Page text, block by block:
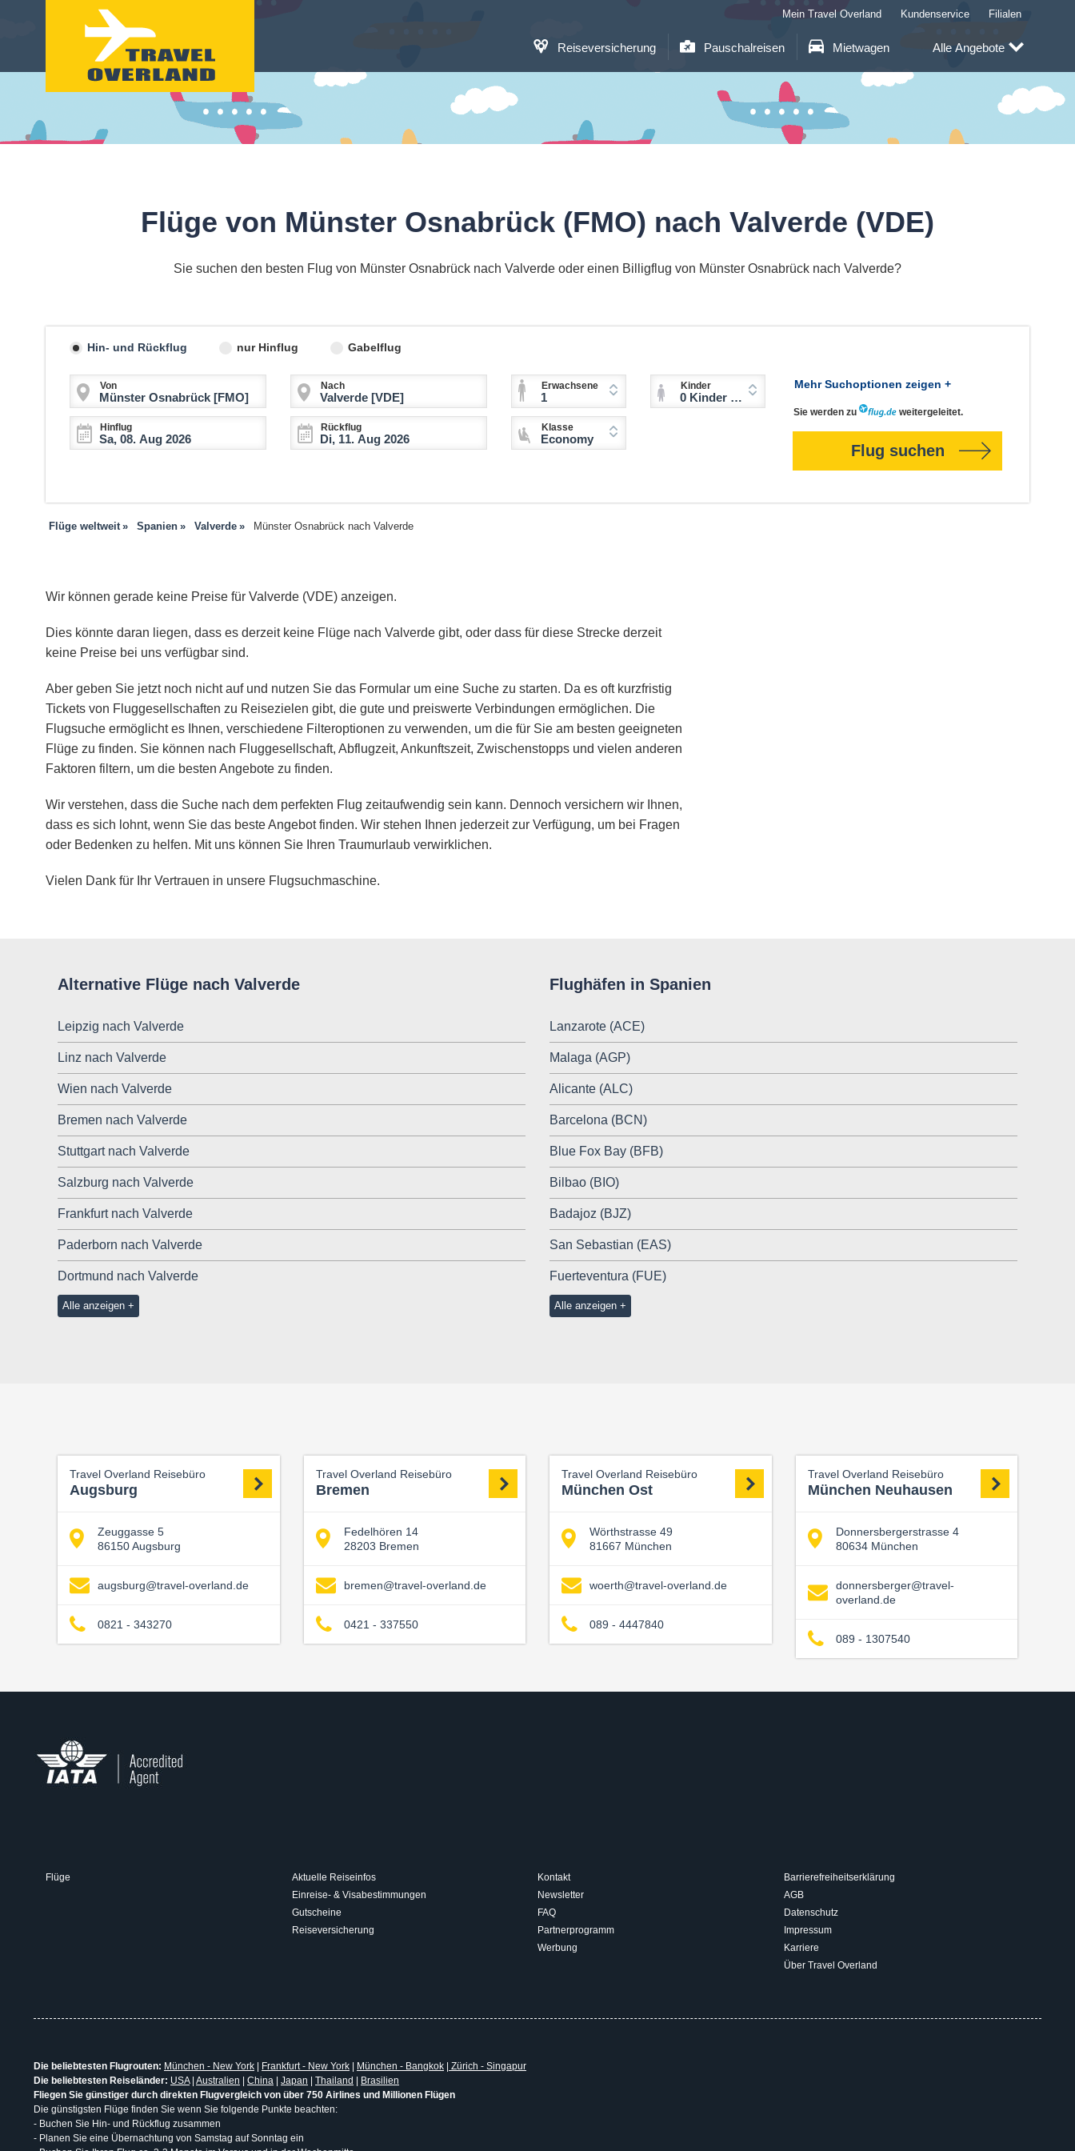
Reiseversicherung Pauschalreisen Mietwagen
Mein Travel Overland Kundenservice Filialen
Alle Angebote
Flüge von Münster Osnabrück (FMO) nach Valverde (VDE)
Sie suchen den besten Flug von Münster Osnabrück nach Valverde oder einen Billigflug von Münster Osnabrück nach Valverde?
Hin- und Rückflug nur Hinflug Gabelflug
Von Nach
Hinflug Rückflug
Erwachsene
1
Kinder
0 Kinder (2-11 Jahre)
Klasse
Economy
Mehr Suchoptionen zeigen +
Sie werden zu weitergeleitet.
Flug suchen
Flüge weltweit Spanien Valverde Münster Osnabrück nach Valverde
Wir können gerade keine Preise für Valverde (VDE) anzeigen.
Dies könnte daran liegen, dass es derzeit keine Flüge nach Valverde gibt, oder dass für diese Strecke derzeit
keine Preise bei uns verfügbar sind.
Aber geben Sie jetzt noch nicht auf und nutzen Sie das Formular um eine Suche zu starten. Da es oft kurzfristig
Tickets von Fluggesellschaften zu Reisezielen gibt, die gute und preiswerte Verbindungen ermöglichen. Die
Flugsuche ermöglicht es Ihnen, verschiedene Filteroptionen zu verwenden, um die für Sie am besten geeigneten
Flüge zu finden. Sie können nach Fluggesellschaft, Abflugzeit, Ankunftszeit, Zwischenstopps und vielen anderen
Faktoren filtern, um die besten Angebote zu finden.
Wir verstehen, dass die Suche nach dem perfekten Flug zeitaufwendig sein kann. Dennoch versichern wir Ihnen,
dass es sich lohnt, wenn Sie das beste Angebot finden. Wir stehen Ihnen jederzeit zur Verfügung, um bei Fragen
oder Bedenken zu helfen. Mit uns können Sie Ihren Traumurlaub verwirklichen.
Vielen Dank für Ihr Vertrauen in unsere Flugsuchmaschine.
Alternative Flüge nach Valverde
Leipzig nach Valverde
Linz nach Valverde
Wien nach Valverde
Bremen nach Valverde
Stuttgart nach Valverde
Salzburg nach Valverde
Frankfurt nach Valverde
Paderborn nach Valverde
Dortmund nach Valverde
Alle anzeigen
Flughäfen in Spanien
Lanzarote (ACE)
Malaga (AGP)
Alicante (ALC)
Barcelona (BCN)
Blue Fox Bay (BFB)
Bilbao (BIO)
Badajoz (BJZ)
San Sebastian (EAS)
Fuerteventura (FUE)
Alle anzeigen
Travel Overland Reisebüro
Augsburg
Zeuggasse 5
86150 Augsburg
augsburg@travel-overland.de
0821 - 343270
Travel Overland Reisebüro
Bremen
Fedelhören 14
28203 Bremen
bremen@travel-overland.de
0421 - 337550
Travel Overland Reisebüro
München Ost
Wörthstrasse 49
81667 München
woerth@travel-overland.de
089 - 4447840
Travel Overland Reisebüro
München Neuhausen
Donnersbergerstrasse 4
80634 München
donnersberger@travel-
overland.de
089 - 1307540
Flüge
Aktuelle Reiseinfos
Einreise- & Visabestimmungen
Gutscheine
Reiseversicherung
Kontakt
Newsletter
FAQ
Partnerprogramm
Werbung
Barrierefreiheitserklärung
AGB
Datenschutz
Impressum
Karriere
Über Travel Overland
Die beliebtesten Flugrouten: München - New York Frankfurt - New York München - Bangkok
Zürich - Singapur
Die beliebtesten Reiseländer: USA| Australien China Japan Thailand
Brasilien
Fliegen Sie günstiger durch direkten Flugvergleich von über 750 Airlines und Millionen Flügen
Die günstigsten Flüge finden Sie wenn Sie folgende Punkte beachten:
- Buchen Sie Hin- und Rückflug zusammen
- Planen Sie eine Übernachtung von Samstag auf Sonntag ein